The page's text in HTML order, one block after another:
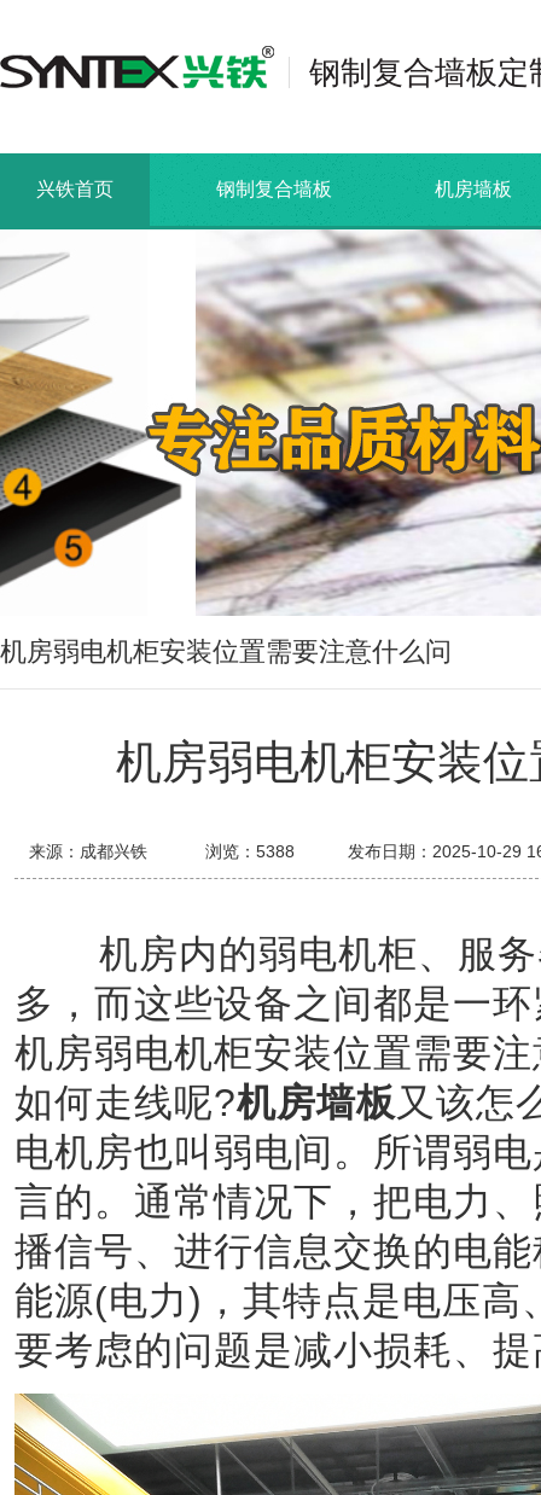
钢制复合墙板定
兴铁首页 钢制复合墙板 机房墙板
机房弱电机柜安装位置需要注意什么问
机房弱电机柜安装
来源：成都兴铁 浏览： 5388 发布日期：2025-10-29
机房内的弱电机柜、服务
多，而这些设备之间都是一
机房弱电机柜安装位置需要
如何走线呢?机房墙板又该怎
电机房也叫弱电间。所谓弱
言的。通常情况下，把电力
播信号、进行信息交换的电
能源(电力)，其特点是电压高
要考虑的问题是减小损耗、